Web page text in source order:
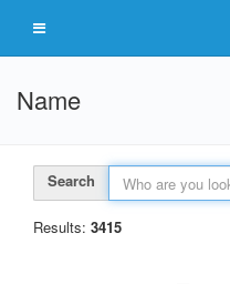
Name
Search
Results: 3415